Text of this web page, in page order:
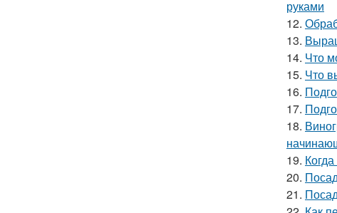
руками
12.
13.
14. Что
15. Что
16.
17.
18.
19.
20.
21.